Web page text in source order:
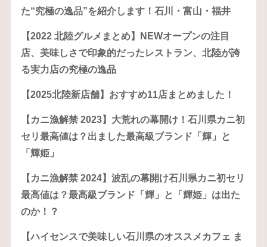
た“究極の逸品”を紹介します！石川・富山・福井
【2022 北陸グルメまとめ】NEWオープンの注目
店、美味しさで印象的だったレストラン、北陸が誇
る実力店の究極の逸品
【2025北陸新店舗】おすすめ11店まとめました！
【カニ漁解禁 2023】大荒れの幕開け！石川県カニ初
セリ最高値は？出ました最高級ブランド「輝」と
「輝姫」
【カニ漁解禁 2024】波乱の幕開け石川県カニ初セリ
最高値は？最高級ブランド「輝」と「輝姫」は出た
のか！？
【ハイセンスで美味しい石川県のオススメカフェ ま